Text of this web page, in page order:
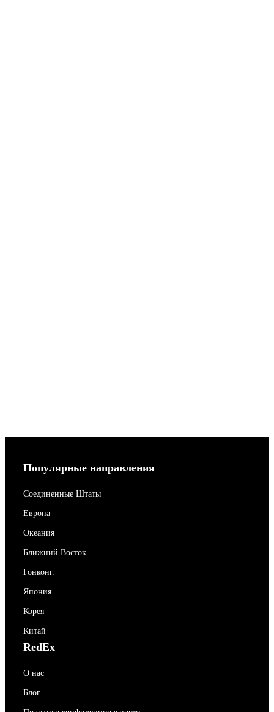
Популярные направления
Соединенные Штаты
Европа
Океания
Ближний Восток
Гонконг.
Япония
Корея
Китай
RedEx
О нас
Блог